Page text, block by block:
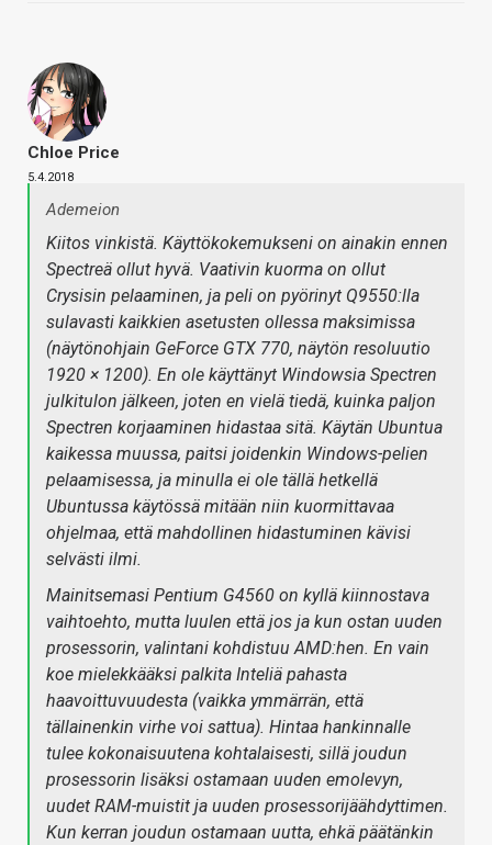
Chloe Price
5.4.2018
Ademeion
Kiitos vinkistä. Käyttökokemukseni on ainakin ennen
Spectreä ollut hyvä. Vaativin kuorma on ollut
Crysisin pelaaminen, ja peli on pyörinyt Q9550:lla
sulavasti kaikkien asetusten ollessa maksimissa
(näytönohjain GeForce GTX 770, näytön resoluutio
1920 × 1200). En ole käyttänyt Windowsia Spectren
julkitulon jälkeen, joten en vielä tiedä, kuinka paljon
Spectren korjaaminen hidastaa sitä. Käytän Ubuntua
kaikessa muussa, paitsi joidenkin Windows-pelien
pelaamisessa, ja minulla ei ole tällä hetkellä
Ubuntussa käytössä mitään niin kuormittavaa
ohjelmaa, että mahdollinen hidastuminen kävisi
selvästi ilmi.
Mainitsemasi Pentium G4560 on kyllä kiinnostava
vaihtoehto, mutta luulen että jos ja kun ostan uuden
prosessorin, valintani kohdistuu AMD:hen. En vain
koe mielekkääksi palkita Inteliä pahasta
haavoittuvuudesta (vaikka ymmärrän, että
tällainenkin virhe voi sattua). Hintaa hankinnalle
tulee kokonaisuutena kohtalaisesti, sillä joudun
prosessorin lisäksi ostamaan uuden emolevyn,
uudet RAM-muistit ja uuden prosessorijäähdyttimen.
Kun kerran joudun ostamaan uutta, ehkä päätänkin